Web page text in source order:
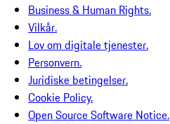
Business & Human Rights.
Vilkår.
Lov om digitale tjenester.
Personvern.
Juridiske betingelser.
Cookie Policy.
Open Source Software Notice.